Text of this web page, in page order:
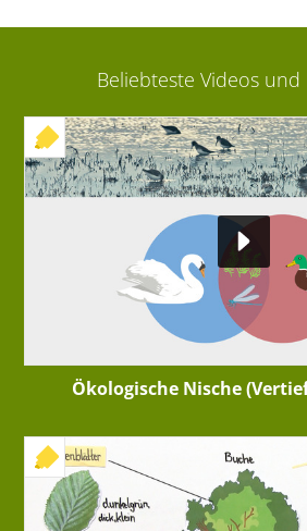
Beliebteste Videos
+ INTERAKTIVE ÜBUNG
Ökologische Nische
+ INTERAKTIVE ÜBUNG